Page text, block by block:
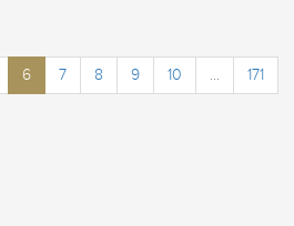
6 7 8 9 10 ...
171